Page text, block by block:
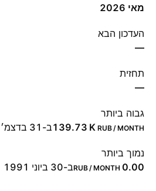
מאי 2026
העדכון הבא
—
תחזית
—
גבוה ביותר
‪139.73 K‬ RUB / MONTH ב-31 בדצמ׳ 2025
נמוך ביותר
0.00
RUB / MONTHב-30 ביוני 1991